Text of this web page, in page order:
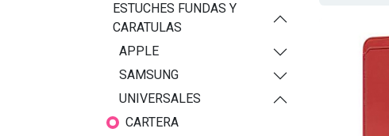
ESTUCHES FUNDAS Y
CARATULAS
APPLE
SAMSUNG
UNIVERSALES
CARTERA